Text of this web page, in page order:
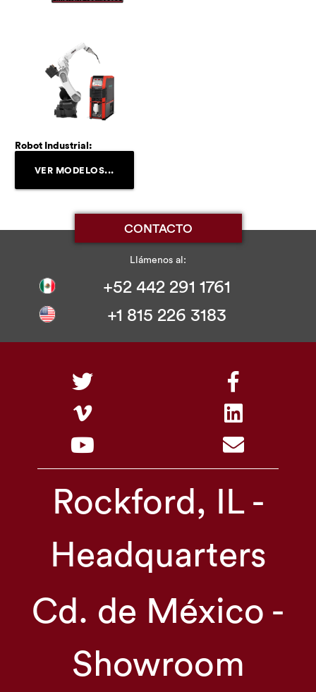
Robot Industrial:
VER MODELOS...
CONTACTO
Llámenos al:
+52 442 291 1761
+1 815 226 3183
Rockford, IL -
Headquarters
Cd. de México -
Showroom